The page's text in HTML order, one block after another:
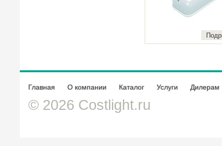
Главная О компании Каталог Услуги Дилерам
© 2026 Costlight.ru